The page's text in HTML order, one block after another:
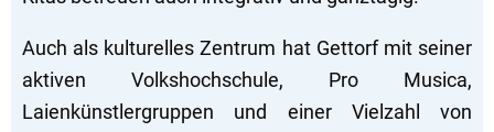
Auch als kulturelles Zentrum hat Gettorf mit seiner
aktiven Volkshochschule, Pro Musica,
Laienkünstlergruppen und einer Vielzahl von